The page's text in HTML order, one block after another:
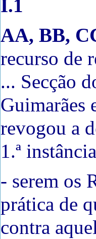
I.1
AA, BB,
recurso de
... Secção
Guimarães
revogou a
1.ª
- serem os
prática de
contra